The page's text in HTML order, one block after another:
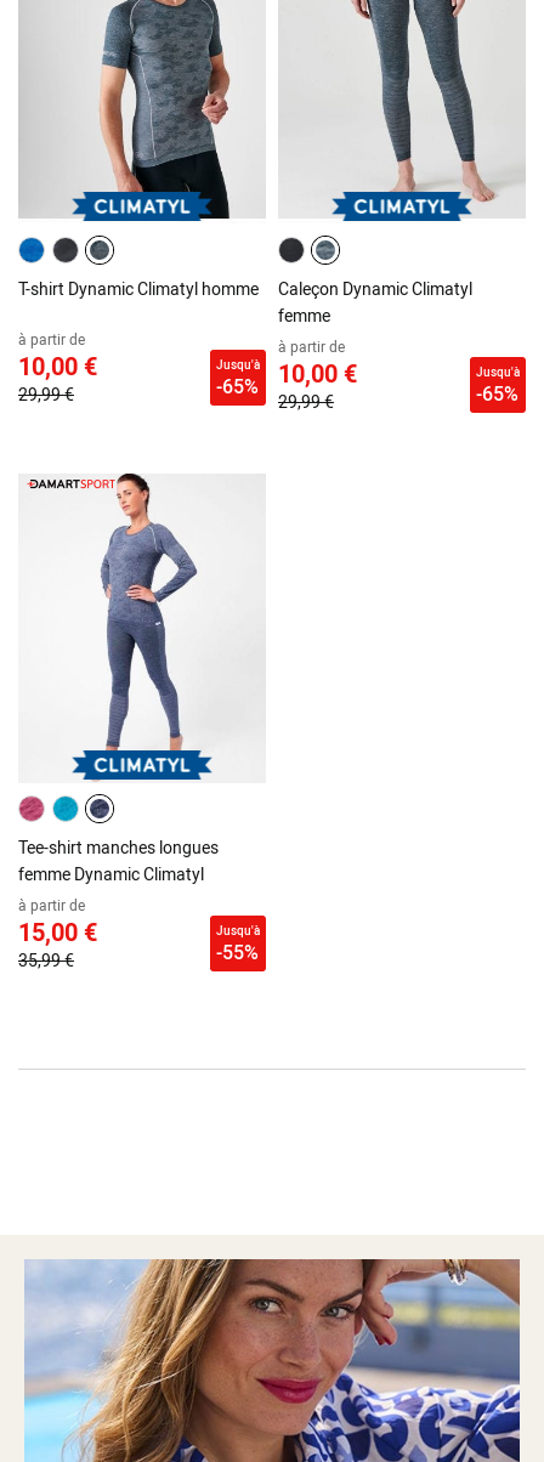
T-shirt Dynamic Climatyl homme
à partir de
10,00 €
29,99 €
Jusqu'à
-65%
Caleçon Dynamic Climatyl
femme
à partir de
10,00 €
29,99 €
Jusqu'à
-65%
Tee-shirt manches longues
femme Dynamic Climatyl
à partir de
15,00 €
35,99 €
Jusqu'à
-55%